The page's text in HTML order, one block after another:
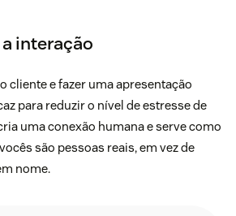
interação
cliente e fazer uma apresentação
para reduzir o nível de estresse de
uma conexão humana e serve como
são pessoas reais, em vez de
nome.